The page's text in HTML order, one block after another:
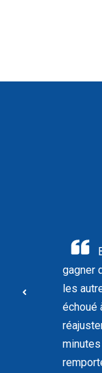
gagner
les
échoué